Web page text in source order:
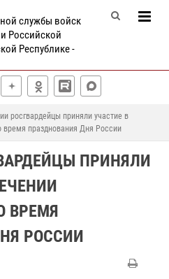
службы войск
Российской
Республике -
росгвардейцы приняли участие в
время празднования Дня России
ПРИНЯЛИ
ВРЕМЯ
РОССИИ